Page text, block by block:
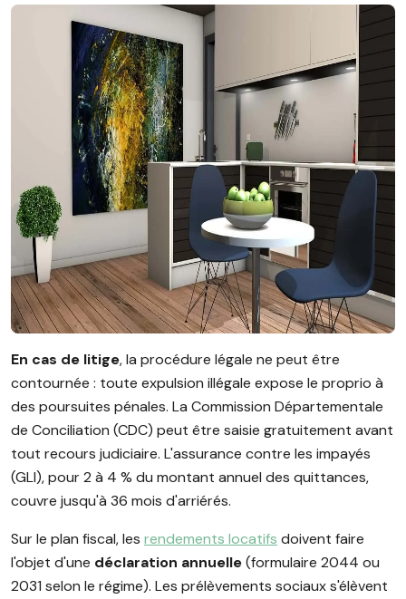
En cas de litige, la procédure légale ne peut être
contournée : toute expulsion illégale expose le proprio à
des poursuites pénales. La Commission Départementale
de Conciliation (CDC) peut être saisie gratuitement avant
tout recours judiciaire. L'assurance contre les impayés
(GLI), pour 2 à 4 % du montant annuel des quittances,
couvre jusqu'à 36 mois d'arriérés.
Sur le plan fiscal, les rendements locatifs doivent faire
l'objet d'une déclaration annuelle(formulaire 2044 ou
2031 selon le régime). Les prélèvements sociaux s'élèvent